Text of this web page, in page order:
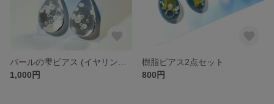
1,000円
樹脂ピアス2点セット
800円